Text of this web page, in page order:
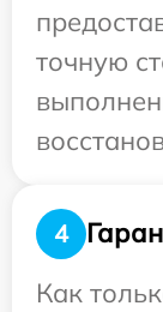
точную
4
Как